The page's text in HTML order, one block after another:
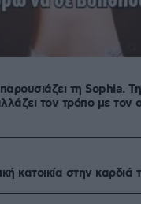
τη Sophia.
τον τρόπο με τον
κατοικία στην καρδιά